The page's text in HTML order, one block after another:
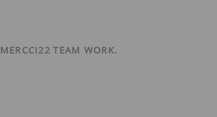
MERCCI22 TEAM WORK.